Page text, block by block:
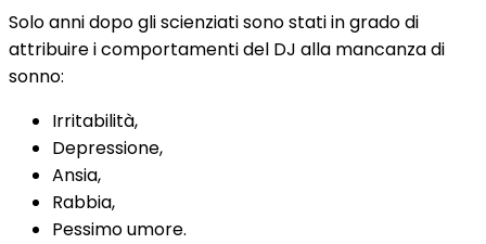
Solo anni dopo gli scienziati sono stati in grado di
attribuire i comportamenti del DJ alla mancanza di
sonno:
Irritabilità,
Depressione,
Ansia,
Rabbia,
Pessimo umore.